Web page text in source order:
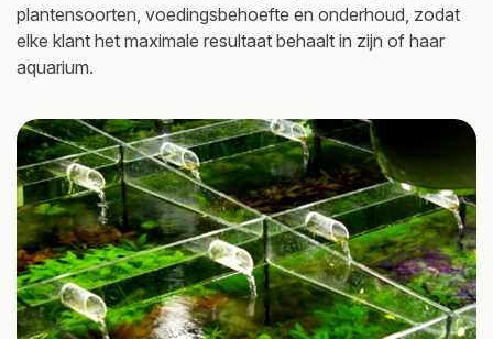
plantensoorten, voedingsbehoefte en onderhoud, zodat
elke klant het maximale resultaat behaalt in zijn of haar
aquarium.